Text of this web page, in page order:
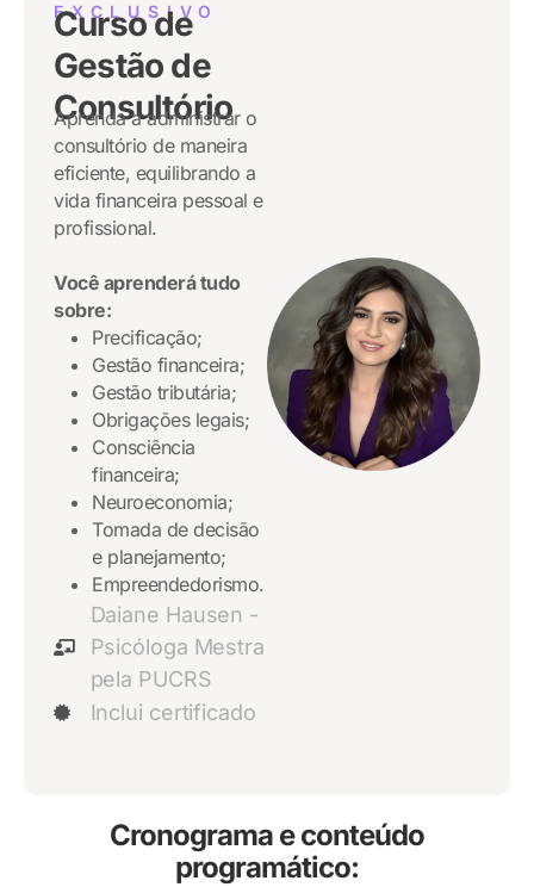
EXCLUSIVO
Curso de
Gestão de
Consultório
Aprenda a administrar o
consultório de maneira
eficiente, equilibrando a
vida financeira pessoal e
profissional.
Você aprenderá tudo
sobre:
Precificação;
Gestão financeira;
Gestão tributária;
Obrigações legais;
Consciência
financeira;
Neuroeconomia;
Tomada de decisão
e planejamento;
Empreendedorismo.
Daiane Hausen -
Psicóloga Mestra
pela PUCRS
Inclui certificado
Cronograma e conteúdo
programático: